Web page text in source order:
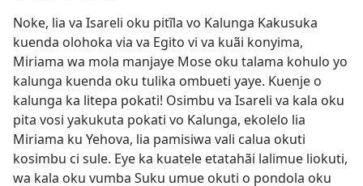
Noke, lia va Isareli oku pitĩla vo Kalunga Kakusuka
kuenda olohoka via va Egito vi va kuãi konyima,
Miriama wa mola manjaye Mose oku talama kohulo yo
kalunga kuenda oku tulika ombueti yaye. Kuenje o
kalunga ka litepa pokati! Osimbu va Isareli va kala oku
pita vosi yakukuta pokati vo Kalunga, ekolelo lia
Miriama ku Yehova, lia pamisiwa vali calua okuti
kosimbu ci sule. Eye ka kuatele etatahãi lalimue liokuti,
wa kala oku vumba Suku umue okuti o pondola oku